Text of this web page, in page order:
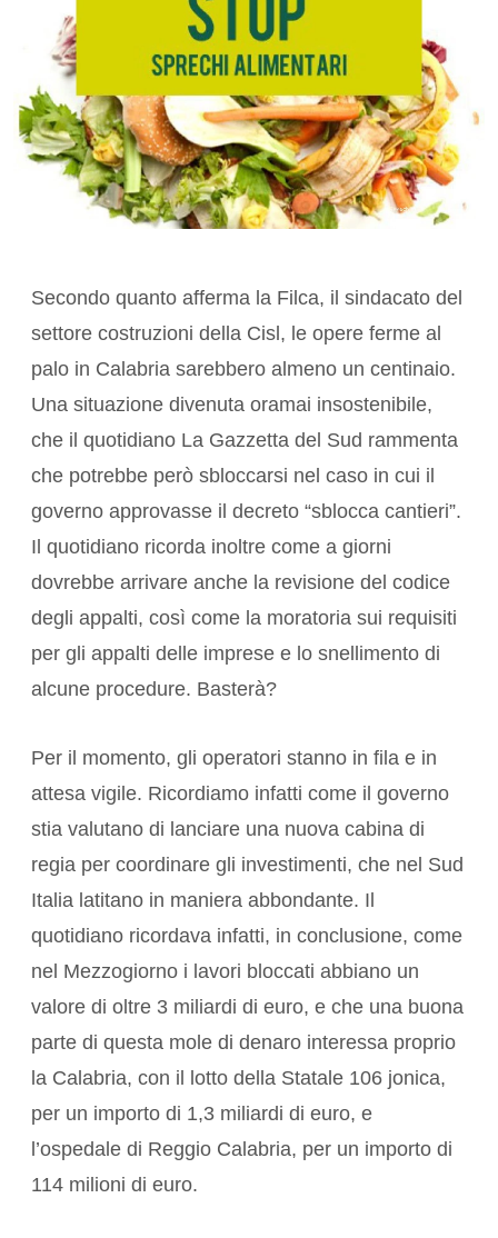
Secondo quanto afferma la Filca, il sindacato del
settore costruzioni della Cisl, le opere ferme al
palo in Calabria sarebbero almeno un centinaio.
Una situazione divenuta oramai insostenibile,
che il quotidiano La Gazzetta del Sud rammenta
che potrebbe però sbloccarsi nel caso in cui il
governo approvasse il decreto “sblocca cantieri”.
Il quotidiano ricorda inoltre come a giorni
dovrebbe arrivare anche la revisione del codice
degli appalti, così come la moratoria sui requisiti
per gli appalti delle imprese e lo snellimento di
alcune procedure. Basterà?
Per il momento, gli operatori stanno in fila e in
attesa vigile. Ricordiamo infatti come il governo
stia valutano di lanciare una nuova cabina di
regia per coordinare gli investimenti, che nel Sud
Italia latitano in maniera abbondante. Il
quotidiano ricordava infatti, in conclusione, come
nel Mezzogiorno i lavori bloccati abbiano un
valore di oltre 3 miliardi di euro, e che una buona
parte di questa mole di denaro interessa proprio
la Calabria, con il lotto della Statale 106 jonica,
per un importo di 1,3 miliardi di euro, e
l’ospedale di Reggio Calabria, per un importo di
114 milioni di euro.